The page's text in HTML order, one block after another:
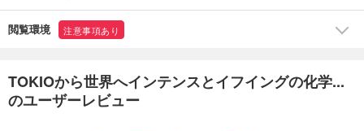
第6章 仕事論＆経営哲学
第7章 未来へ馳せる夢
閲覧環境 注意事項あり
TOKIOから世界へインテンスとイフイングの化学...
のユーザーレビュー